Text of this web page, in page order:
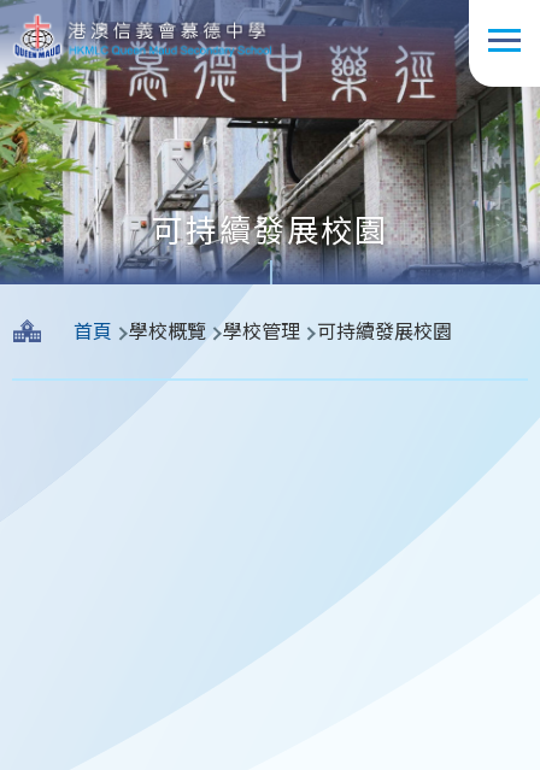
移至主內容
可持續發展校園
航
連
首頁 學校概覽 學校管理 可持續發展校園